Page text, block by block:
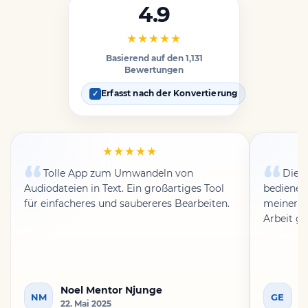
4.9
★★★★★
Basierend auf den 1,131
Bewertungen
✓ Erfasst nach der Konvertierung
★★★★★
Tolle App zum Umwandeln von
Audiodateien in Text. Ein großartiges Tool
für einfacheres und saubereres Bearbeiten.
NM
Noel Mentor Njunge
22. Mai 2025
Die
meiner
Arbeit
GE